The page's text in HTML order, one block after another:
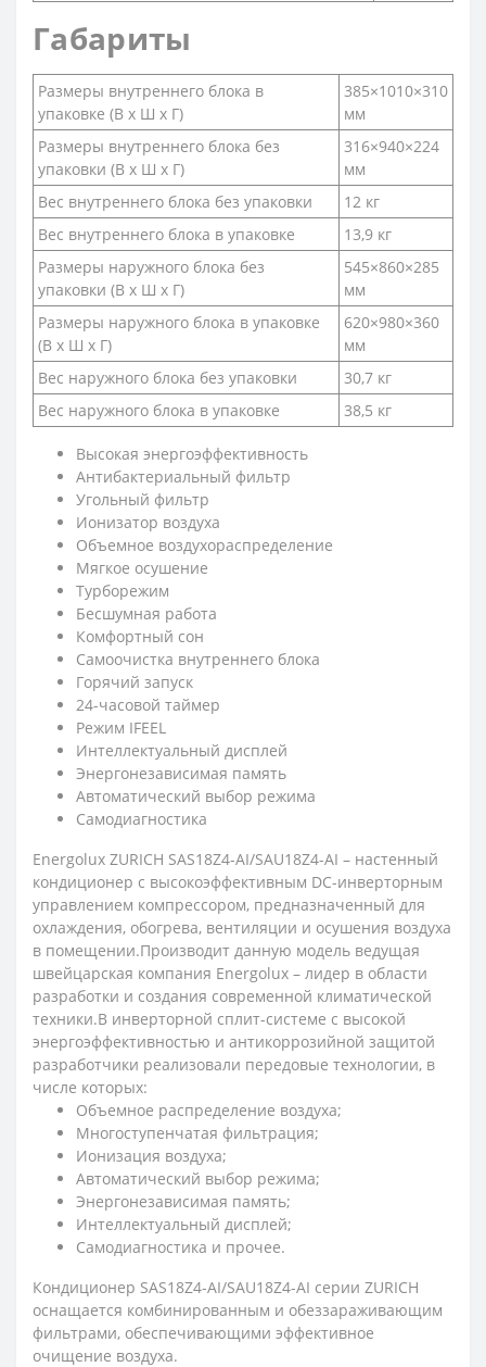
Габариты
Размеры внутреннего блока в
упаковке (В х Ш х Г)
385×1010×310
мм
Размеры внутреннего блока без
упаковки (В х Ш х Г)
316×940×224
мм
Вес внутреннего блока без упаковки
12 кг
Вес внутреннего блока в упаковке
13,9 кг
Размеры наружного блока без
упаковки (В х Ш х Г)
545×860×285
мм
Размеры наружного блока в упаковке
(В х Ш х Г)
620×980×360
мм
Вес наружного блока без упаковки
30,7 кг
Вес наружного блока в упаковке
38,5 кг
Высокая энергоэффективность
Антибактериальный фильтр
Угольный фильтр
Ионизатор воздуха
Объемное воздухораспределение
Мягкое осушение
Турборежим
Бесшумная работа
Комфортный сон
Самоочистка внутреннего блока
Горячий запуск
24-часовой таймер
Режим IFEEL
Интеллектуальный дисплей
Энергонезависимая память
Автоматический выбор режима
Самодиагностика
Energolux ZURICH SAS18Z4-AI/SAU18Z4-AI – настенный
кондиционер с высокоэффективным DC-инверторным
управлением компрессором, предназначенный для
охлаждения, обогрева, вентиляции и осушения воздуха
в помещении.Производит данную модель ведущая
швейцарская компания Energolux – лидер в области
разработки и создания современной климатической
техники.В инверторной сплит-системе с высокой
энергоэффективностью и антикоррозийной защитой
разработчики реализовали передовые технологии, в
числе которых:
Объемное распределение воздуха;
Многоступенчатая фильтрация;
Ионизация воздуха;
Автоматический выбор режима;
Энергонезависимая память;
Интеллектуальный дисплей;
Самодиагностика и прочее.
Кондиционер SAS18Z4-AI/SAU18Z4-AI серии ZURICH
оснащается комбинированным и обеззараживающим
фильтрами, обеспечивающими эффективное
очищение воздуха.